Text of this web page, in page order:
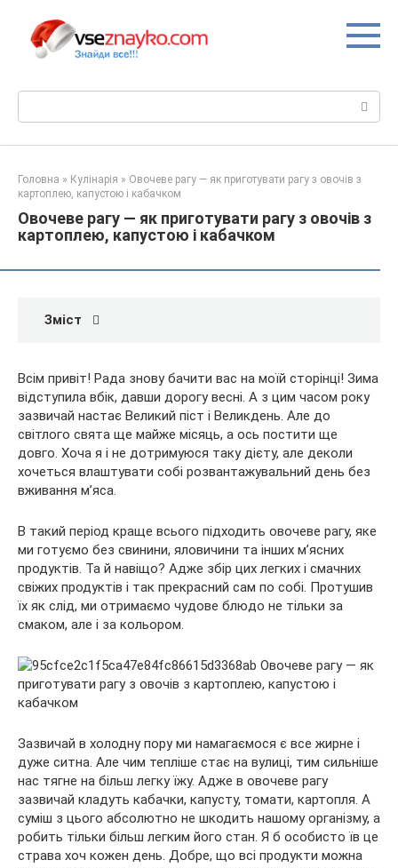
вмісту
Головна » Кулінарія » Овочеве рагу — як приготувати рагу з овочів з
картоплею, капустою і кабачком
Овочеве рагу — як приготувати рагу з овочів з
картоплею, капустою і кабачком
Зміст
Всім привіт! Рада знову бачити вас на моїй сторінці! Зима
відступила вбік, давши дорогу весні. А з цим часом року
зазвичай настає Великий піст і Великдень. Але до
світлого свята ще майже місяць, а ось постити ще
довго. Хоча я і не дотримуюся таку дієту, але деколи
хочеться влаштувати собі розвантажувальний день без
вживання м’яса.
В такий період краще всього підходить овочеве рагу, яке
ми готуємо без свинини, яловичини та інших м’ясних
продуктів. Та й навіщо? Адже збір цих легких і смачних
свіжих продуктів і так прекрасний сам по собі. Протушив
їх як слід, ми отримаємо чудове блюдо не тільки за
смаком, але і за кольором.
Зазвичай в холодну пору ми намагаємося є все жирне і
дуже ситна. Але чим тепліше стає на вулиці, тим сильніше
нас тягне на більш легку їжу. Адже в овочеве рагу
зазвичай кладуть кабачки, капусту, томати, картопля. А
суміш з цього абсолютно не шкодить нашому організму, а
робить тільки більш легким його стан. Я б особисто їв це
страва хоч кожен день. Добре, що всі продукти можна